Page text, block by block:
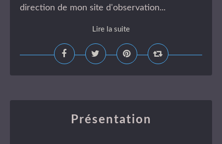
direction de mon site d'observation...
Lire la suite
Présentation